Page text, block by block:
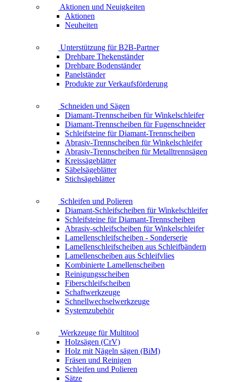
Aktionen und Neuigkeiten
Aktionen
Neuheiten
Unterstützung für B2B-Partner
Drehbare Thekenständer
Drehbare Bodenständer
Panelständer
Produkte zur Verkaufsförderung
Schneiden und Sägen
Diamant-Trennscheiben für Winkelschleifer
Diamant-Trennscheiben für Fugenschneider
Schleifsteine für Diamant-Trennscheiben
Abrasiv-Trennscheiben für Winkelschleifer
Abrasiv-Trennscheiben für Metalltrennsägen
Kreissägeblätter
Säbelsägeblätter
Stichsägeblätter
Schleifen und Polieren
Diamant-Schleifscheiben für Winkelschleifer
Schleifsteine für Diamant-Trennscheiben
Abrasiv-schleifscheiben für Winkelschleifer
Lamellenschleifscheiben - Sonderserie
Lamellenschleifscheiben aus Schleifbändern
Lamellenscheiben aus Schleifvlies
Kombinierte Lamellenscheiben
Reinigungsscheiben
Fiberschleifscheiben
Schaftwerkzeuge
Schnellwechselwerkzeuge
Systemzubehör
Werkzeuge für Multitool
Holzsägen (CrV)
Holz mit Nägeln sägen (BiM)
Fräsen und Reinigen
Schleifen und Polieren
Sätze